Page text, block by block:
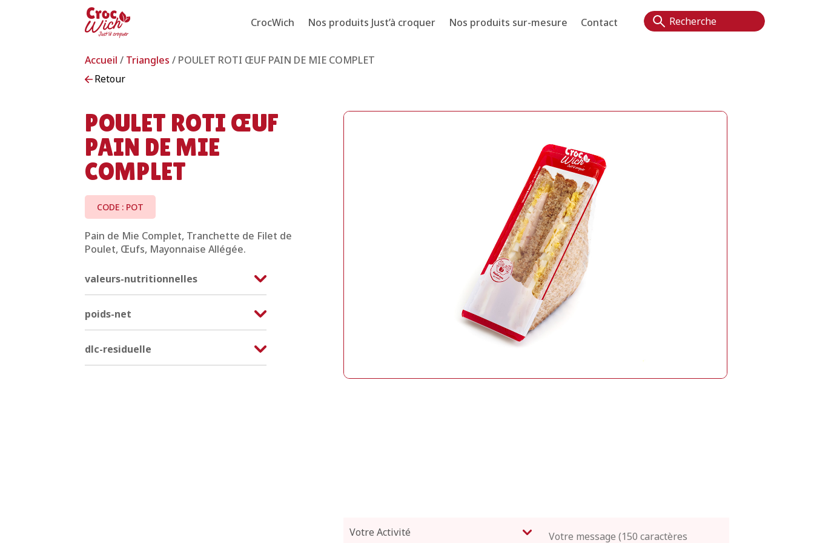
CrocWich Nos produits Just’à croquer Nos produits sur-mesure Contact
Accueil / Triangles / POULET ROTI ŒUF PAIN DE MIE COMPLET
Retour
POULET ROTI ŒUF
PAIN DE MIE
COMPLET
CODE : POT
Pain de Mie Complet, Tranchette de Filet de
Poulet, Œufs, Mayonnaise Allégée.
valeurs-nutritionnelles
poids-net
dlc-residuelle